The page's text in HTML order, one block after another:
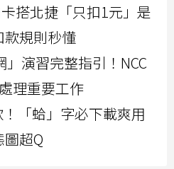
搭北捷「只扣1元」是
規則秒懂
演習完整指引！NCC
理重要工作
「蛤」字必下載爽用
超Q